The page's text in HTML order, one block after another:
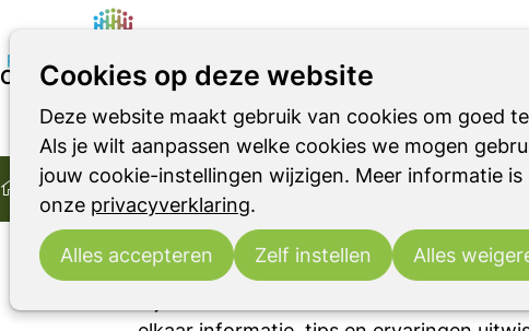
Cookies op deze website
Deze website maakt gebruik van cookies om goed
Als je wilt aanpassen welke cookies we mogen
jouw cookie-instellingen wijzigen. Meer informatie is
onze privacyverklaring.
Alles accepteren Zelf instellen Alles
Home
Parkinson Parkinsonismen RBD
Over Online Parkinson Café voor mensen die in het
Over Online Parkinson Café voor mensen die in het
wo
20
mei
2026
10:30 - 12:00 Online
Online Parkinson Café voor mensen die
Het online Parkinson Café is voor
Nederland wonen of niet in staat zijn om
Tijdens het online Parkinson Café